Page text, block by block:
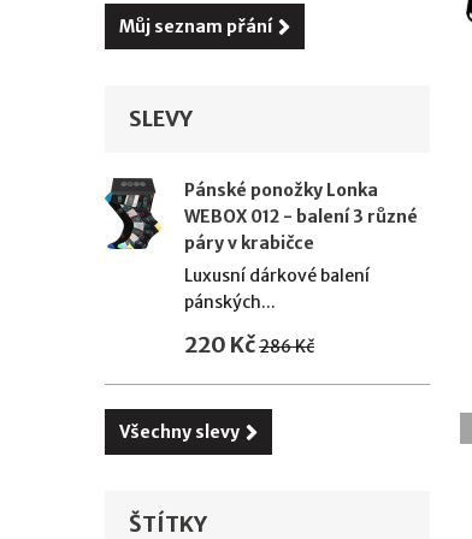
Můj seznam přání
SLEVY
Pánské ponožky Lonka
WEBOX 012 - balení 3 různé
páry v krabičce
Luxusní dárkové balení
pánských...
220 Kč286 Kč
Všechny slevy
ŠTÍTKY